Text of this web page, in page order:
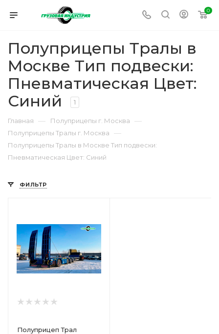
0
Полуприцепы Тралы в
Москве Тип подвески:
Пневматическая Цвет:
Синий
1
Главная — Полуприцепы г. Москва —
Полуприцепы Тралы г. Москва —
Полуприцепы Тралы в Москве Тип подвески:
Пневматическая Цвет: Синий
ФИЛЬТР
Полуприцеп Трал